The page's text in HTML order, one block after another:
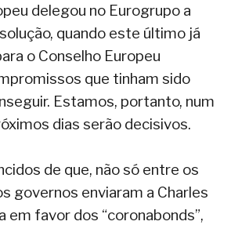
delegou no Eurogrupo a
quando este último já
o Conselho Europeu
que tinham sido
Estamos, portanto, num
dias serão decisivos.
de que, não só entre os
governos enviaram a Charles
em favor dos “coronabonds”,